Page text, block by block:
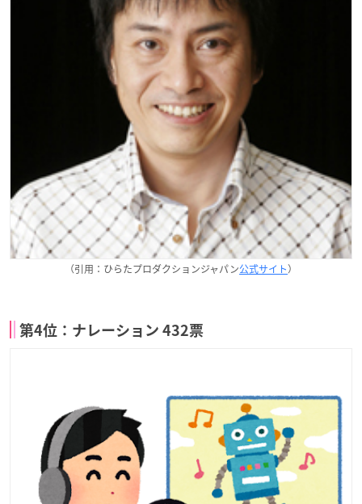
（引用：ひらたプロダクションジャパン公式サイト）
第4位：ナレーション 432票